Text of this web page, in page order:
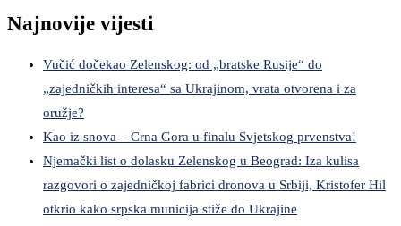
Najnovije vijesti
Vučić dočekao Zelenskog: od „bratske Rusije“ do
„zajedničkih interesa“ sa Ukrajinom, vrata otvorena i za
oružje?
Kao iz snova – Crna Gora u finalu Svjetskog prvenstva!
Njemački list o dolasku Zelenskog u Beograd: Iza kulisa
razgovori o zajedničkoj fabrici dronova u Srbiji, Kristofer Hil
otkrio kako srpska municija stiže do Ukrajine